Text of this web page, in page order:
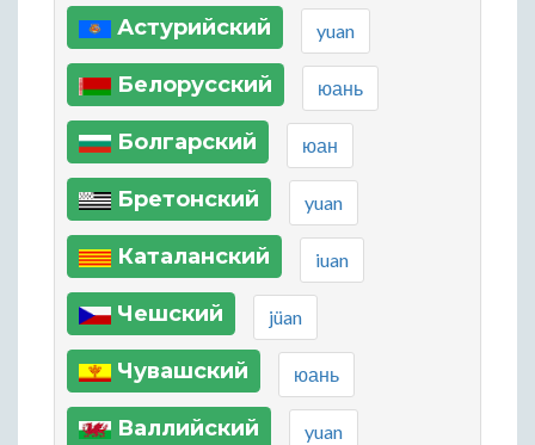
Астурийский yuan
Белорусский юань
Болгарский юан
Бретонский yuan
Каталанский iuan
Чешский jüan
Чувашский юань
Валлийский yuan